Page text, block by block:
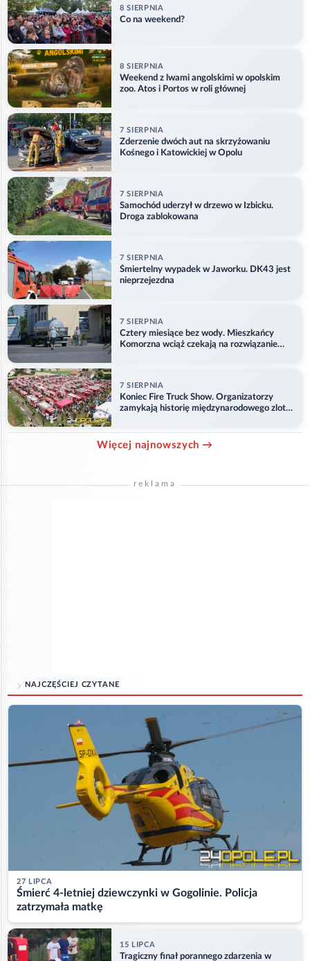
8 SIERPNIA
Co na weekend?
8 SIERPNIA
Weekend z lwami angolskimi w opolskim
zoo. Atos i Portos w roli głównej
7 SIERPNIA
Zderzenie dwóch aut na skrzyżowaniu
Kośnego i Katowickiej w Opolu
7 SIERPNIA
Samochód uderzył w drzewo w Izbicku.
Droga zablokowana
7 SIERPNIA
Śmiertelny wypadek w Jaworku. DK43 jest
nieprzejezdna
7 SIERPNIA
Cztery miesiące bez wody. Mieszkańcy
Komorzna wciąż czekają na rozwiązanie
7 SIERPNIA
Koniec Fire Truck Show. Organizatorzy
zamykają historię międzynarodowego zlotu
Więcej najnowszych →
reklama
NAJCZĘŚCIEJ CZYTANE
27 LIPCA
Śmierć 4-letniej dziewczynki w Gogolinie. Policja
zatrzymała matkę
15 LIPCA
Tragiczny finał porannego zdarzenia w